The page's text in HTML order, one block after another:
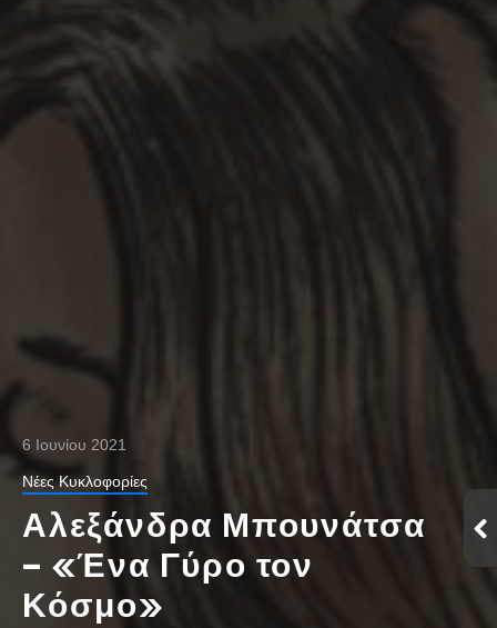
6 Ιουνίου 2021
Νέες Κυκλοφορίες
Αλεξάνδρα Μπουνάτσα
– «Ένα Γύρο τον
Κόσμο»